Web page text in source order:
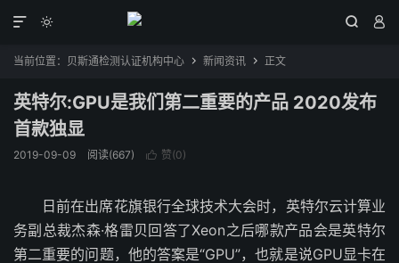
  

当前位置： 贝斯通检测认证机构中心  新闻资讯  正文
英特尔:GPU是我们第二重要的产品 2020发布
首款独显
2019-09-09 阅读(667)  赞(0)
日前在出席花旗银行全球技术大会时，英特尔云计算业
务副总裁杰森·格雷贝回答了Xeon之后哪款产品会是英特尔
第二重要的问题，他的答案是“GPU”，也就是说GPU显卡在